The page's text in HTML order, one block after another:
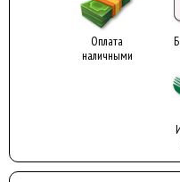
Оплата
наличными